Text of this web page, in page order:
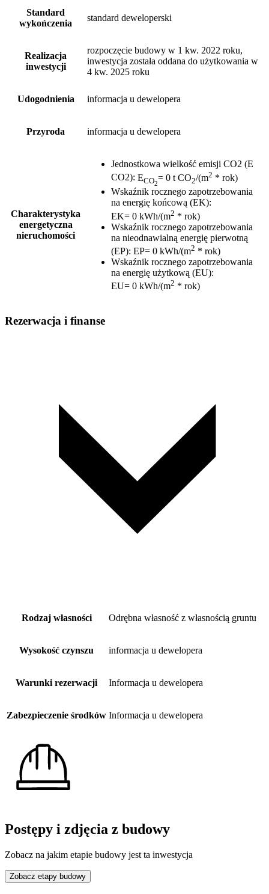
Standard
wykończenia
standard deweloperski
Realizacja
inwestycji
rozpoczęcie budowy w 1 kw. 2022 roku,
inwestycja została oddana do użytkowania w
4 kw. 2025 roku
Udogodnienia informacja u dewelopera
Przyroda informacja u dewelopera
Charakterystyka
energetyczna
nieruchomości
Jednostkowa wielkość emisji CO2 (E
CO2): ECO2
= 0 t CO2/(m2 * rok)
Wskaźnik rocznego zapotrzebowania
na energię końcową (EK):
EK= 0 kWh/(m2 * rok)
Wskaźnik rocznego zapotrzebowania
na nieodnawialną energię pierwotną
(EP): EP= 0 kWh/(m2 * rok)
Wskaźnik rocznego zapotrzebowania
na energię użytkową (EU):
EU= 0 kWh/(m2 * rok)
Rezerwacja i finanse
Rodzaj własności Odrębna własność z własnością gruntu
Wysokość czynszu informacja u dewelopera
Warunki rezerwacji Informacja u dewelopera
Zabezpieczenie środków Informacja u dewelopera
Postępy i zdjęcia z budowy
Zobacz na jakim etapie budowy jest ta inwestycja
Zobacz etapy budowy